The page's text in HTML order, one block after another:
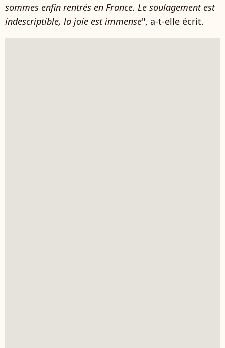
sommes enfin rentrés en France. Le soulagement est
indescriptible, la joie est immense", a-t-elle écrit.